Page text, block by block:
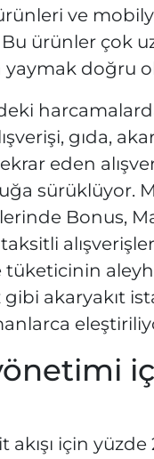
ve
ürünler çok
doğru
gıda,
eden
sürüklüyor.
Bonus,
akaryakıt
için yüzde